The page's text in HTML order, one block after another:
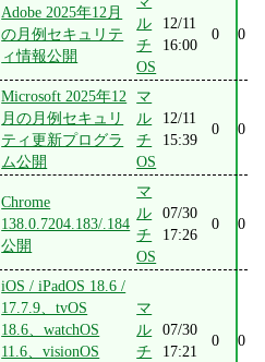
Adobe 2025年12月
の月例セキュリテ
ィ情報公開
ル
チ
OS
12/11
16:00
0 0
Microsoft 2025年12
月の月例セキュリ
ティ更新プログラ
ム公開
マ
ル
チ
OS
12/11
15:39
0 0
Chrome
138.0.7204.183/.184
公開
マ
ル
チ
OS
07/30
17:26
0 0
iOS / iPadOS 18.6 /
17.7.9、tvOS
18.6、watchOS
11.6、visionOS
マ
ル
チ
07/30
17:21
0 0